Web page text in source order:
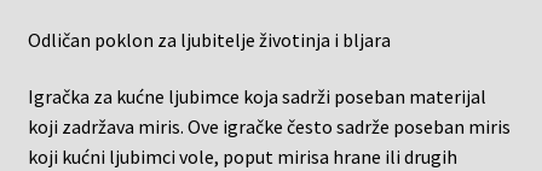
Odličan poklon za ljubitelje životinja i bljara
Igračka za kućne ljubimce koja sadrži poseban materijal
koji zadržava miris. Ove igračke često sadrže poseban miris
koji kućni ljubimci vole, poput mirisa hrane ili drugih